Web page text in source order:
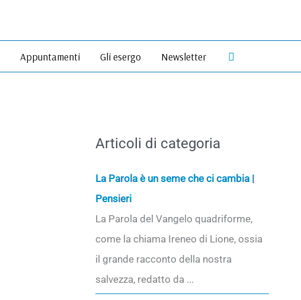
Appuntamenti Gli esergo Newsletter Cerca
Articoli di categoria
La Parola è un seme che ci cambia |
Pensieri
La Parola del Vangelo quadriforme,
come la chiama Ireneo di Lione, ossia
il grande racconto della nostra
salvezza, redatto da ...